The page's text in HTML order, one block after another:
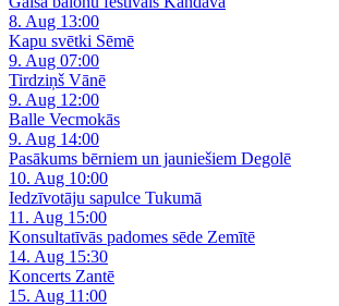
8. Aug 13:00
Kapu svētki Sēmē
9. Aug 07:00
Tirdziņš Vānē
9. Aug 12:00
Balle Vecmokās
9. Aug 14:00
Pasākums bērniem un jauniešiem Degolē
10. Aug 10:00
Iedzīvotāju sapulce Tukumā
11. Aug 15:00
Konsultatīvās padomes sēde Zemītē
14. Aug 15:30
Koncerts Zantē
15. Aug 11:00